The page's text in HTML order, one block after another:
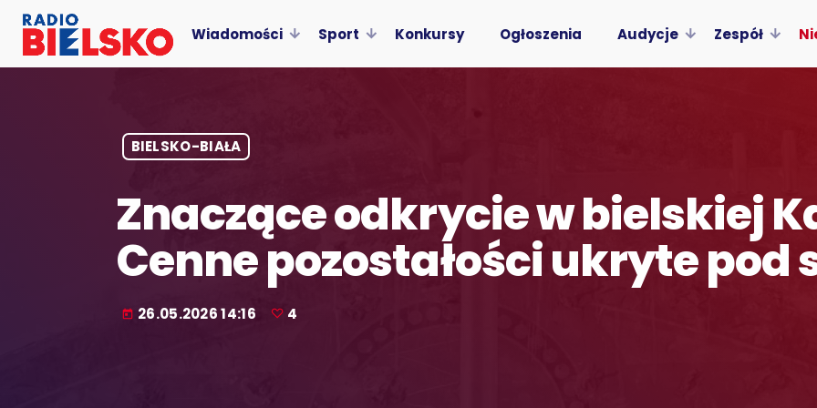
Wiadomości Sport Konkursy Ogłoszenia Audycje Zespół
BIELSKO-BIAŁA
Znaczące odkrycie w bielskiej
Cenne pozostałości ukryte
today 26.05.2026 14:16 4